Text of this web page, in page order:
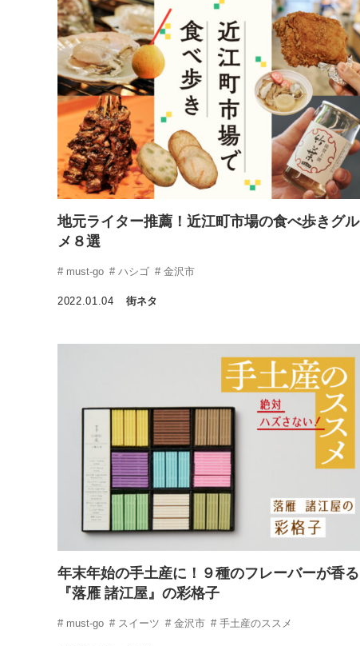
地元ライター推薦！近江町市場の食べ歩きグル
メ８選
must-go ハシゴ 金沢市
2022.01.04 街ネタ
年末年始の手土産に！９種のフレーバーが香る
『落雁 諸江屋』の彩格子
must-go スイーツ 金沢市 手土産のススメ